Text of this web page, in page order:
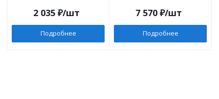
2 035 ₽/шт
Подробнее
7 570 ₽/шт
Подробнее